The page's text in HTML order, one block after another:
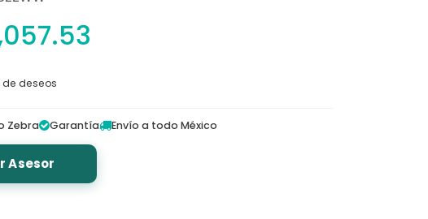
deseos
Zebra Garantía Envío a todo México
Asesor